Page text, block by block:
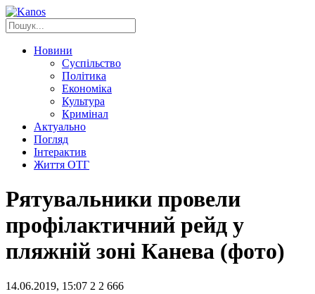
Новини
Суспільство
Політика
Економіка
Культура
Кримінал
Актуально
Погляд
Інтерактив
Життя ОТГ
Рятувальники провели
профілактичний рейд у
пляжній зоні Канева (фото)
14.06.2019, 15:07 2 2 666